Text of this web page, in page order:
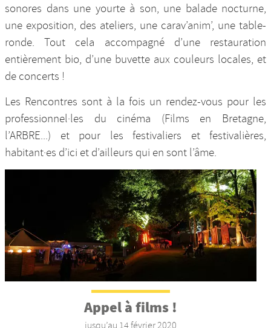
sonores dans une yourte à son, une balade nocturne,
une exposition, des ateliers, une carav’anim’, une table-
ronde. Tout cela accompagné d’une restauration
entièrement bio, d’une buvette aux couleurs locales, et
de concerts !
Les Rencontres sont à la fois un rendez-vous pour les
professionnel·les du cinéma (Films en Bretagne,
l’ARBRE...) et pour les festivaliers et festivalières,
habitant·es d’ici et d’ailleurs qui en sont l’âme.
Appel à films !
jusqu’au 14 février 2020